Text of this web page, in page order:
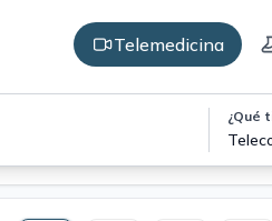
Telemedicina
¿Qué